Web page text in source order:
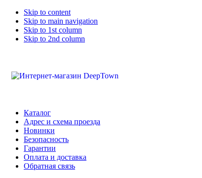
Skip to content
Skip to main navigation
Skip to 1st column
Skip to 2nd column
Каталог
Адрес и схема проезда
Новинки
Безопасность
Гарантии
Оплата и доставка
Обратная связь